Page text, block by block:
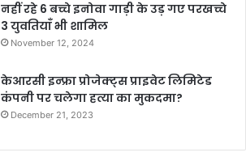
नहीं रहे 6 बच्चे इनोवा गाड़ी के उड़ गए परखच्चे
3 युवतियाँ भी शामिल
November 12, 2024
केआरसी इन्फ्रा प्रोजेक्ट्स प्राइवेट लिमिटेड
कंपनी पर चलेगा हत्या का मुकदमा?
December 21, 2023